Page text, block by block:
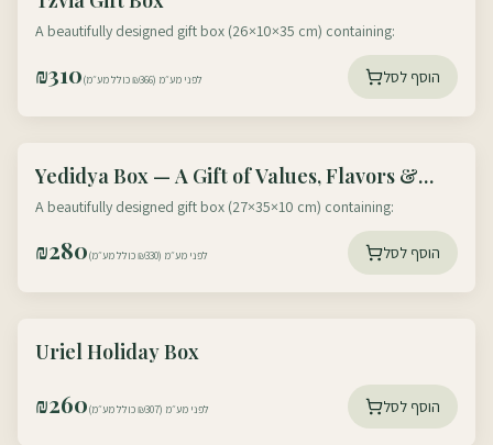
A beautifully designed gift box (26×10×35 cm) containing:
₪310 לפני מע״מ (₪366 כולל מע״מ) הוסף לסל
עוטף צפוןYedidya Box — A Gift of Values, Flavors &
Memory
A beautifully designed gift box (27×35×10 cm) containing:
₪280 לפני מע״מ (₪330 כולל מע״מ) הוסף לסל
Uriel Holiday Box
₪260 לפני מע״מ (₪307 כולל מע״מ) הוסף לסל